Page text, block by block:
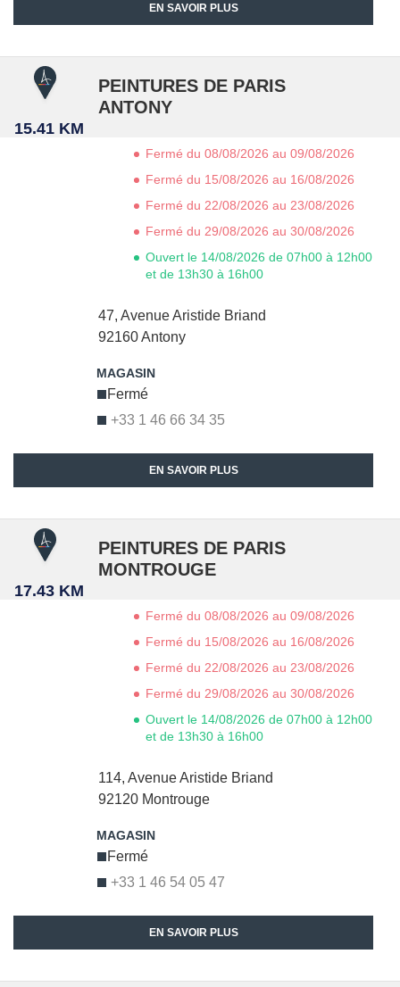
EN SAVOIR PLUS
15.41 KM
PEINTURES DE PARIS
ANTONY
47, Avenue Aristide Briand
92160Antony
+33 1 46 66 34 35
Fermé
Fermé du 08/08/2026 au 09/08/2026
Fermé du 15/08/2026 au 16/08/2026
Fermé du 22/08/2026 au 23/08/2026
Fermé du 29/08/2026 au 30/08/2026
Ouvert le 14/08/2026 de 07h00 à 12h00
et de 13h30 à 16h00
EN SAVOIR PLUS
17.43 KM
PEINTURES DE PARIS
MONTROUGE
114, Avenue Aristide Briand
92120 Montrouge
+33 1 46 54 05 47
Fermé
Fermé du 08/08/2026 au 09/08/2026
Fermé du 15/08/2026 au 16/08/2026
Fermé du 22/08/2026 au 23/08/2026
Fermé du 29/08/2026 au 30/08/2026
Ouvert le 14/08/2026 de 07h00 à 12h00
et de 13h30 à 16h00
EN SAVOIR PLUS